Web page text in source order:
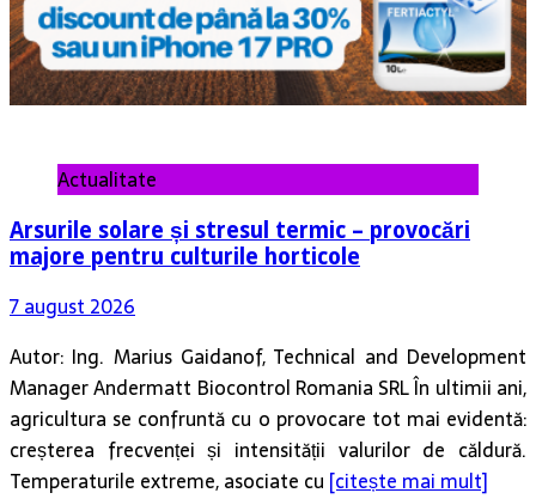
Actualitate
Arsurile solare și stresul termic – provocări
majore pentru culturile horticole
7 august 2026
Autor: Ing. Marius Gaidanof, Technical and Development
Manager Andermatt Biocontrol Romania SRL În ultimii ani,
agricultura se confruntă cu o provocare tot mai evidentă:
creșterea frecvenței și intensității valurilor de căldură.
Temperaturile extreme, asociate cu [citește mai mult]